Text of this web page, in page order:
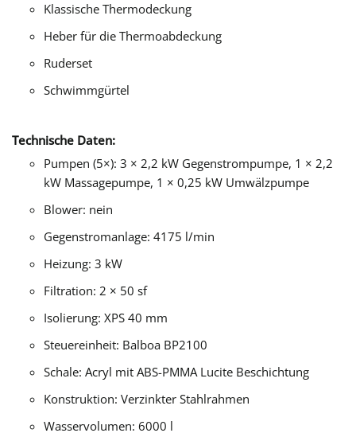
Klassische Thermodeckung
Heber für die Thermoabdeckung
Ruderset
Schwimmgürtel
Technische Daten:
Pumpen (5×): 3 × 2,2 kW Gegenstrompumpe, 1 × 2,2
kW Massagepumpe, 1 × 0,25 kW Umwälzpumpe
Blower: nein
Gegenstromanlage: 4175 l/min
Heizung: 3 kW
Filtration: 2 × 50 sf
Isolierung: XPS 40 mm
Steuereinheit: Balboa BP2100
Schale: Acryl mit ABS-PMMA Lucite Beschichtung
Konstruktion: Verzinkter Stahlrahmen
Wasservolumen: 6000 l